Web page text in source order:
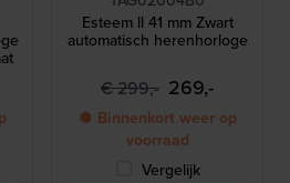
Esteem ll 41 mm Zwart
automatisch herenhorloge
€ 299,- 269,-
● Binnenkort weer op
voorraad
Vergelijk